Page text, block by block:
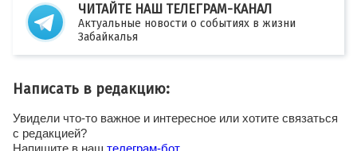
ЧИТАЙТЕ НАШ ТЕЛЕГРАМ-КАНАЛ
Актуальные новости о событиях в жизни
Забайкалья
Написать в редакцию:
Увидели что-то важное и интересное или хотите связаться
с редакцией?